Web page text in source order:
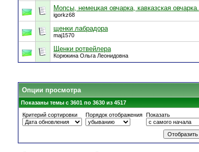
Мопсы, немецкая овчарка, кавказская овчарка.
igorkz68
щенки лабрадора
maj1570
Щенки ротвейлера
Корюкина Ольга Леонидовна
Опции просмотра
Показаны темы с 3601 по 3630 из 4517
Критерий сортировки
Порядок отображения Показать